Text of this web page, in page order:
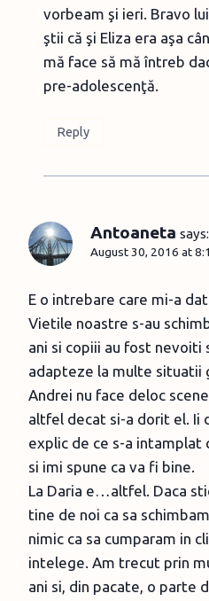
vorbeam şi ieri. Bravo
ştii că şi Eliza era aşa
mă face să mă întreb
pre-adolescenţă.
Reply
Antoaneta says:
August 30, 2016 at
E o intrebare care mi-a
Vietile noastre s-au
ani si copiii au fost nevoiti
adapteze la multe situatii
Andrei nu face deloc
altfel decat si-a dorit el. Ii
explic de ce s-a intamplat
si imi spune ca va fi bine.
La Daria e…altfel. Daca
tine de noi ca sa
nimic ca sa cumparam in
intelege. Am trecut prin
ani si, din pacate, o parte